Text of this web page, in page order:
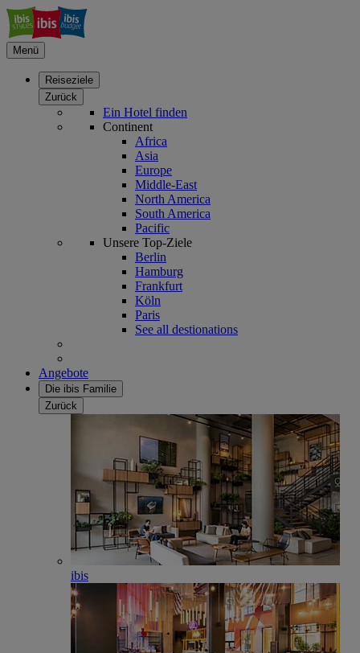
Menü
Reiseziele
Zurück
Ein Hotel finden
Continent
Africa
Asia
Europe
Middle-East
North America
South America
Pacific
Unsere Top-Ziele
Berlin
Hamburg
Frankfurt
Köln
Paris
See all destionations
Angebote
Die ibis Familie
Zurück
ibis